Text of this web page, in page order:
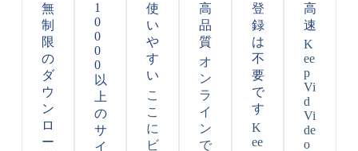
無
制
限
の
ダ
ウ
ン
ロ
ー
1
0
0
0
0
以
上
の
サ
イ
使
い
や
す
い
こ
こ
に
ビ
高
品
質
オ
ン
ラ
イ
ン
で
登
録
は
不
要
で
す
K
ee
高
速
K
ee
p
Vi
d
Vi
de
o